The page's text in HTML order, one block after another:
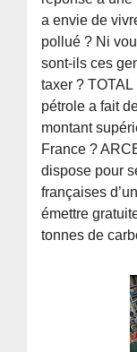
a envie de
pollué ? Ni
sont-ils ces
taxer ?
pétrole a fait
montant
France ?
dispose pour
françaises
émettre
tonnes de